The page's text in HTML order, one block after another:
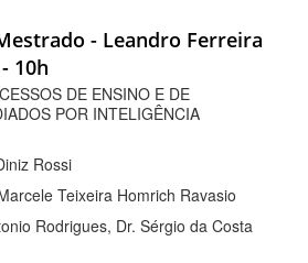
- Leandro Ferreira
10h
DE ENSINO E DE
POR INTELIGÊNCIA
Rossi
Teixeira Homrich Ravasio
Rodrigues, Dr. Sérgio da Costa